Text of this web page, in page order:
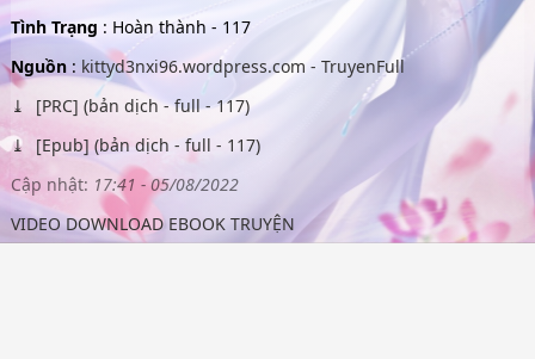
Tình Trạng : Hoàn thành - 117
Nguồn: kittyd3nxi96.wordpress.com - TruyenFull
[PRC] (bản dịch - full - 117)
[Epub] (bản dịch - full - 117)
Cập nhật: 17:41 - 05/08/2022
VIDEO DOWNLOAD EBOOK TRUYỆN